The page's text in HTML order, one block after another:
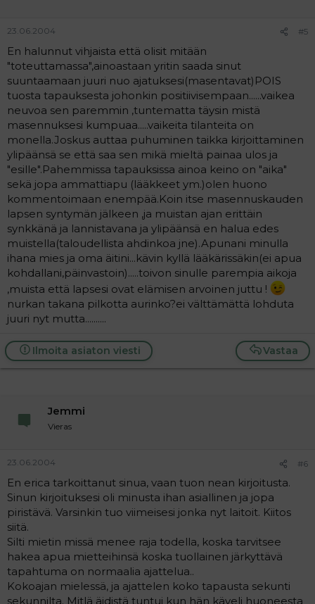
23.06.2004 #5
En halunnut vihjaista että olisit mitään
"toteuttamassa",ainoastaan yritin saada sinut
suuntaamaan juuri nuo ajatuksesi(masentavat)POIS
tuosta tapauksesta johonkin positiivisempaan......vaikea
neuvoa sen paremmin ,tuntematta täysin mistä
masennuksesi kumpuaa.....vaikeita tilanteita on
monella.Joskus auttaa puhuminen taikka kirjoittaminen
ylipäänsä se että saa sen mikä mieltä painaa ulos ja
"esille".Pahemmissa tapauksissa ainoa keino on "aika"
sekä jopa ammattiapu (lääkkeet ym.)olen huono
kommentoimaan enempää.Koin itse masennuskauden
lapsen syntymän jälkeen ,ja muistan ajan erittäin
synkkänä ja lannistavana ja ylipäänsä en halua edes
muistella(taloudellista ahdinkoa jne).Apunani minulla
ihana mies ja oma äitini...kävin kyllä lääkärissäkin(ei apua
kohdallani,päinvastoin).....toivon sinulle parempia aikoja
,muista että lapsesi ovat elämisen arvoinen juttu !
nurkan takana pilkotta aurinko?ei välttämättä lohduta
juuri nyt mutta..........
Vastaa
Ilmoita asiaton viesti
Jemmi
Vieras
23.06.2004 #6
En erica tarkoittanut sinua, vaan tuon nean kirjoitusta.
Sinun kirjoituksesi oli minusta ihan asiallinen ja jopa
piristävä. Varsinkin tuo viimeisesi jonka nyt laitoit. Kiitos
siitä.
Silti mietin missä menee raja todella, koska tarvitsee
hakea apua mietteihinsä koska tuollainen järkyttävä
tapahtuma on normaalia ajattelua..
Kokoajan mielessä, ja ajattelen koko tapausta sekunti
sekunnilta. Mitlä äidistä tuntui kun hän käveli huoneesta